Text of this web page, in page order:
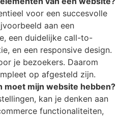
voor een succesvolle
aan een
een duidelijke call-to-
en een responsive design.
je bezoekers. Daarom
op afgesteld zijn.
moet mijn website hebben?
kan je denken aan
functionaliteiten,